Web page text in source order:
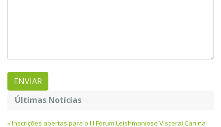
Últimas Notícias
Inscrições abertas para o III Fórum Leishmaniose Visceral Canina